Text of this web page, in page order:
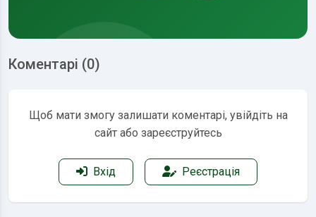
Коментарі (0)
Щоб мати змогу залишати коментарі, увійдіть на
сайт або зареєструйтесь
Вхід Реєстрація